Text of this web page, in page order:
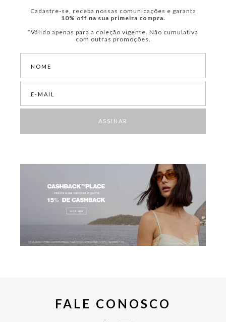
Cadastre-se, receba nossas comunicações e garanta
10% off na sua primeira compra.
*Válido apenas para a coleção vigente. Não cumulativa
com outras promoções.
ASSINAR
FALE CONOSCO